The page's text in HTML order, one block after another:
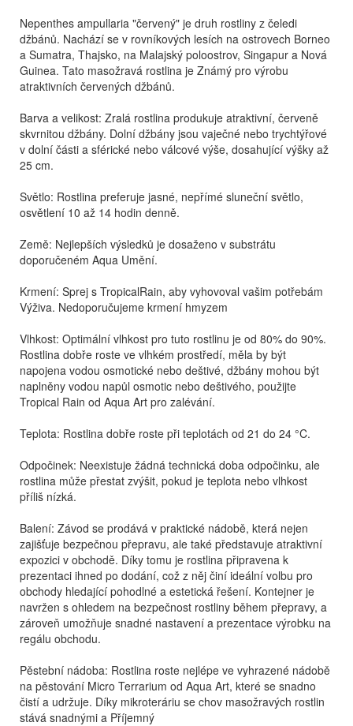
Nepenthes ampullaria "červený" je druh rostliny z čeledi
džbánů. Nachází se v rovníkových lesích na ostrovech Borneo
a Sumatra, Thajsko, na Malajský poloostrov, Singapur a Nová
Guinea. Tato masožravá rostlina je Známý pro výrobu
atraktivních červených džbánů.
Barva a velikost: Zralá rostlina produkuje atraktivní, červeně
skvrnitou džbány. Dolní džbány jsou vaječné nebo trychtýřové
v dolní části a sférické nebo válcové výše, dosahující výšky až
25 cm.
Světlo: Rostlina preferuje jasné, nepřímé sluneční světlo,
osvětlení 10 až 14 hodin denně.
Země: Nejlepších výsledků je dosaženo v substrátu
doporučeném Aqua Umění.
Krmení: Sprej s TropicalRain, aby vyhovoval vašim potřebám
Výživa. Nedoporučujeme krmení hmyzem
Vlhkost: Optimální vlhkost pro tuto rostlinu je od 80% do 90%.
Rostlina dobře roste ve vlhkém prostředí, měla by být
napojena vodou osmotické nebo deštivé, džbány mohou být
naplněny vodou napůl osmotic nebo deštivého, použijte
Tropical Rain od Aqua Art pro zalévání.
Teplota: Rostlina dobře roste při teplotách od 21 do 24 °C.
Odpočinek: Neexistuje žádná technická doba odpočinku, ale
rostlina může přestat zvýšit, pokud je teplota nebo vlhkost
příliš nízká.
Balení: Závod se prodává v praktické nádobě, která nejen
zajišťuje bezpečnou přepravu, ale také představuje atraktivní
expozici v obchodě. Díky tomu je rostlina připravena k
prezentaci ihned po dodání, což z něj činí ideální volbu pro
obchody hledající pohodlné a estetická řešení. Kontejner je
navržen s ohledem na bezpečnost rostliny během přepravy, a
zároveň umožňuje snadné nastavení a prezentace výrobku na
regálu obchodu.
Pěstební nádoba: Rostlina roste nejlépe ve vyhrazené nádobě
na pěstování Micro Terrarium od Aqua Art, které se snadno
čistí a udržuje. Díky mikroteráriu se chov masožravých rostlin
stává snadnými a Příjemný